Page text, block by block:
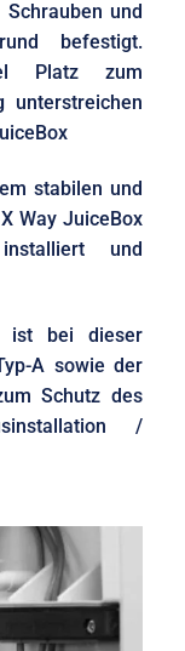
und
befestigt.
Platz zum
unterstreichen
stabilen und
Way JuiceBox
und
ist bei dieser
A sowie der
Schutz des
/